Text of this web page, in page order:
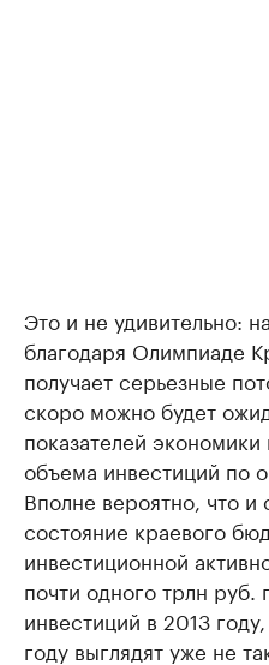
Это и не удивительно:
благодаря Олимпиаде
получает серьезные
скоро можно будет
показателей
объема инвестиций по
Вполне вероятно, что
состояние краевого
инвестиционной
почти одного трлн руб.
инвестиций в 2013
году выглядят уже не